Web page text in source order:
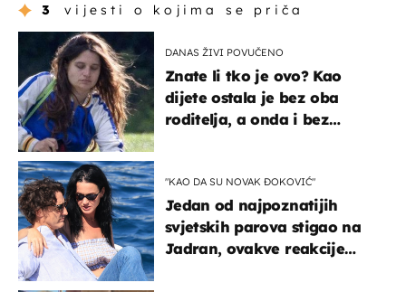
3 vijesti o kojima se priča
DANAS ŽIVI POVUČENO
Znate li tko je ovo? Kao
dijete ostala je bez oba
roditelja, a onda i bez
"KAO DA SU NOVAK ĐOKOVIĆ"
Jedan od najpoznatijih
svjetskih parova stigao na
Jadran, ovakve reakcije